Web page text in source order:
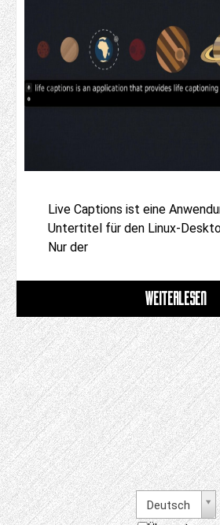
Live Captions ist eine
Untertitel für den Linux-
Nur der
WEITERLESEN
Deutsch